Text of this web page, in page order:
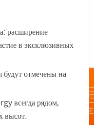
расширение
в эксклюзивных
отмечены на
всегда рядом,
высот.